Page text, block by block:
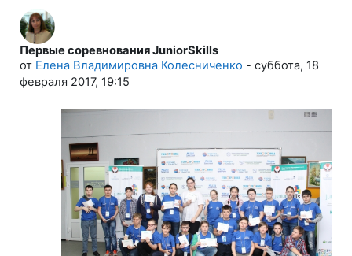
Первые соревнования JuniorSkills
от Елена Владимировна Колесниченко - суббота, 18
февраля 2017, 19:15
Количество ответов: 0